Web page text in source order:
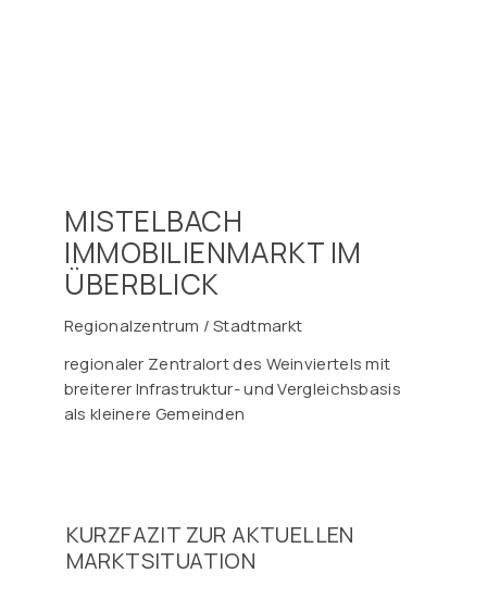
MISTELBACH
IMMOBILIENMARKT IM
ÜBERBLICK
Regionalzentrum / Stadtmarkt
regionaler Zentralort des Weinviertels mit
breiterer Infrastruktur- und Vergleichsbasis
als kleinere Gemeinden
KURZFAZIT ZUR AKTUELLEN
MARKTSITUATION